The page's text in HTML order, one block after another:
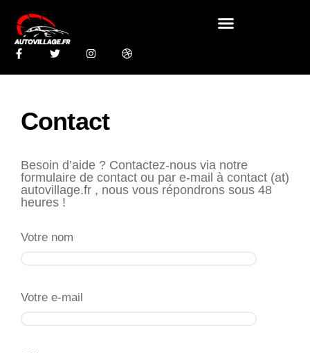
Contact
Besoin d’aide ? Contactez-nous via notre
formulaire de contact ou par e-mail à contact (at)
autovillage.fr , nous vous répondrons sous 48
heures !
Votre nom
Votre e-mail